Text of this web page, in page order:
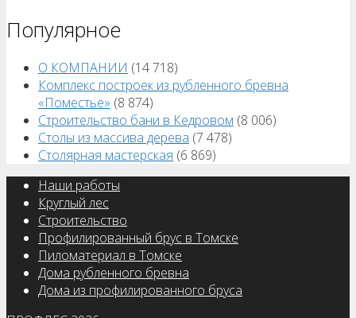
Популярное
О КОМПАНИИ (14 718)
Комплекс построек из рубленного бревна
«Поместье» (8 874)
Строительство бани в Кедровом (8 006)
Столы из массива дерева (7 478)
Столярная мастерская (6 869)
Наши работы
Круглый лес
Строительство
Профилированный брус в Томске
Пиломатериал в Томске
Дома рубленного бревна
Дома из профилированного бруса